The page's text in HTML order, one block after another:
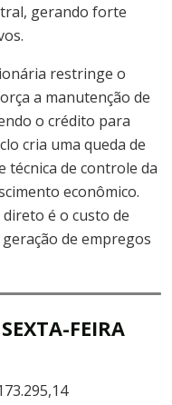
gerando forte
restringe o
a manutenção de
o crédito para
cria uma queda de
técnica de controle da
econômico.
é o custo de
de empregos
FEIRA